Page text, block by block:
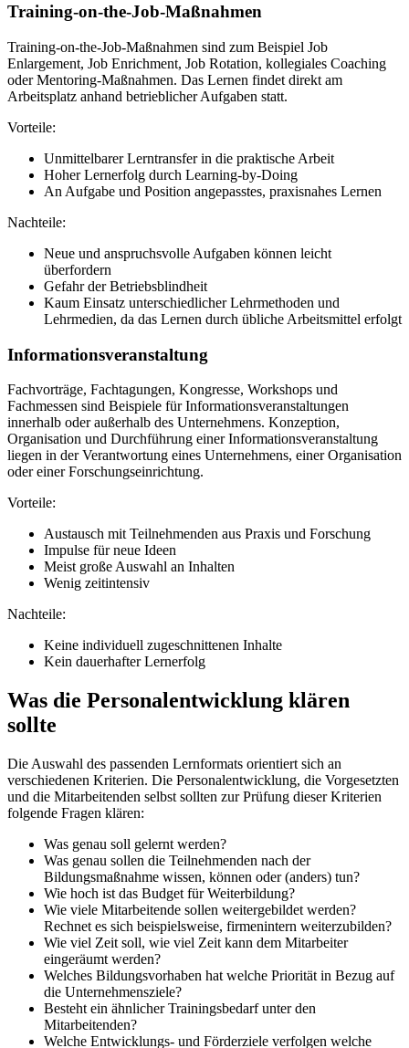
Training-on-the-Job-Maßnahmen
Training-on-the-Job-Maßnahmen sind zum Beispiel Job
Enlargement, Job Enrichment, Job Rotation, kollegiales Coaching
oder Mentoring-Maßnahmen. Das Lernen findet direkt am
Arbeitsplatz anhand betrieblicher Aufgaben statt.
Vorteile:
Unmittelbarer Lerntransfer in die praktische Arbeit
Hoher Lernerfolg durch Learning-by-Doing
An Aufgabe und Position angepasstes, praxisnahes Lernen
Nachteile:
Neue und anspruchsvolle Aufgaben können leicht
überfordern
Gefahr der Betriebsblindheit
Kaum Einsatz unterschiedlicher Lehrmethoden und
Lehrmedien, da das Lernen durch übliche Arbeitsmittel erfolgt
Informationsveranstaltung
Fachvorträge, Fachtagungen, Kongresse, Workshops und
Fachmessen sind Beispiele für Informationsveranstaltungen
innerhalb oder außerhalb des Unternehmens. Konzeption,
Organisation und Durchführung einer Informationsveranstaltung
liegen in der Verantwortung eines Unternehmens, einer Organisation
oder einer Forschungseinrichtung.
Vorteile:
Austausch mit Teilnehmenden aus Praxis und Forschung
Impulse für neue Ideen
Meist große Auswahl an Inhalten
Wenig zeitintensiv
Nachteile:
Keine individuell zugeschnittenen Inhalte
Kein dauerhafter Lernerfolg
Was die Personalentwicklung klären
sollte
Die Auswahl des passenden Lernformats orientiert sich an
verschiedenen Kriterien. Die Personalentwicklung, die Vorgesetzten
und die Mitarbeitenden selbst sollten zur Prüfung dieser Kriterien
folgende Fragen klären:
Was genau soll gelernt werden?
Was genau sollen die Teilnehmenden nach der
Bildungsmaßnahme wissen, können oder (anders) tun?
Wie hoch ist das Budget für Weiterbildung?
Wie viele Mitarbeitende sollen weitergebildet werden?
Rechnet es sich beispielsweise, firmenintern weiterzubilden?
Wie viel Zeit soll, wie viel Zeit kann dem Mitarbeiter
eingeräumt werden?
Welches Bildungsvorhaben hat welche Priorität in Bezug auf
die Unternehmensziele?
Besteht ein ähnlicher Trainingsbedarf unter den
Mitarbeitenden?
Welche Entwicklungs- und Förderziele verfolgen welche